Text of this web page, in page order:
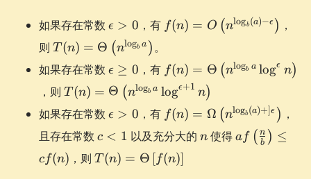
如果存在常数 \epsilon
> 0
ϵ > 0 ，有 f(n) =
O\left(n^{\log_{b}
\right)
f(n) = O (nlogb (a)−ϵ ) ，
则 T(n) =
\Theta\left(n^{\log_{b}a}\right)
T (n) = Θ (nlogb a )。
如果存在常数 \epsilon
\ge 0
ϵ ≥ 0 ，有 f(n) =
\log^{\epsilon}n\right)
f(n) = Θ (nlogb a logϵ n)
，则 T(n) =
\Theta\left(n^{\log_{b}a}
\log^{\epsilon+1}n\right)
T (n) = Θ (nlogb a logϵ+1 n)
如果存在常数 \epsilon
ϵ > 0 ，有 f(n) =
(a)+]\epsilon} \right)
f(n) = Ω (nlogb (a)+ ϵ ) ，
且存在常数 c
1
c < 1 以及充分大的 n
n使得
{b} \right)
af ( b
n ) ≤
cf(n) ，则T(n) =
\Theta\left[f(n)\right]
T(n) = Θ [f(n)]